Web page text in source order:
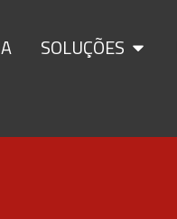
SOLUÇÕES